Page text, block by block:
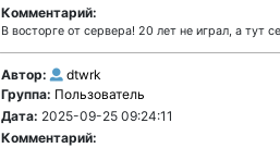
Комментарий:
В восторге от сервера! 20 лет не играл, а тут
Автор:
dtwrk
Группа: Пользователь
Дата: 2025-09-25 09:24:11
Комментарий: